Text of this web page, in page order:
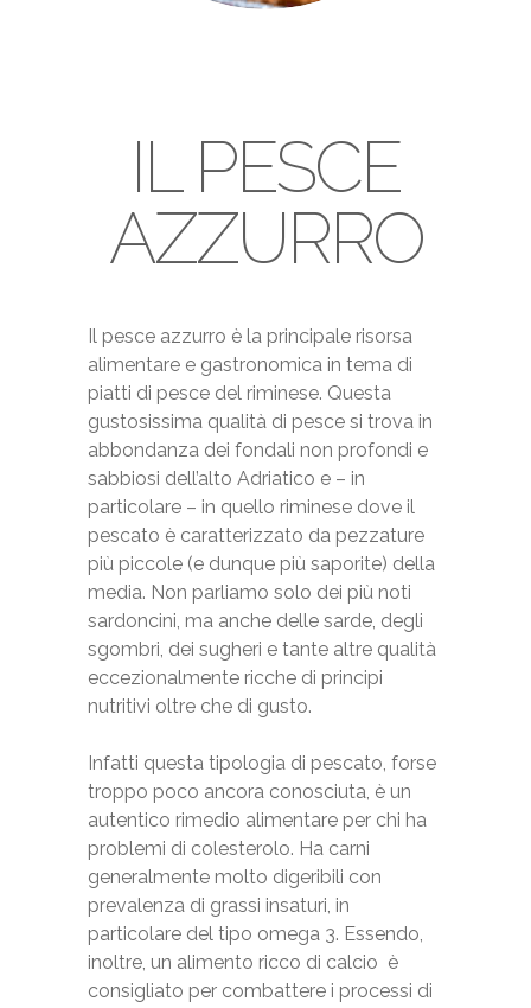
IL PESCE
AZZURRO
Il pesce azzurro è la principale risorsa
alimentare e gastronomica in tema di
piatti di pesce del riminese. Questa
gustosissima qualità di pesce si trova in
abbondanza dei fondali non profondi e
sabbiosi dell’alto Adriatico e – in
particolare – in quello riminese dove il
pescato è caratterizzato da pezzature
più piccole (e dunque più saporite) della
media. Non parliamo solo dei più noti
sardoncini, ma anche delle sarde, degli
sgombri, dei sugheri e tante altre qualità
eccezionalmente ricche di principi
nutritivi oltre che di gusto.
Infatti questa tipologia di pescato, forse
troppo poco ancora conosciuta, è un
autentico rimedio alimentare per chi ha
problemi di colesterolo. Ha carni
generalmente molto digeribili con
prevalenza di grassi insaturi, in
particolare del tipo omega 3. Essendo,
inoltre, un alimento ricco di calcio è
consigliato per combattere i processi di